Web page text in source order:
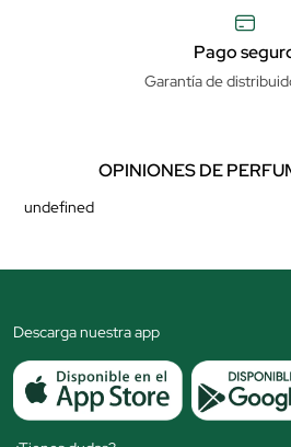
Pago
Garantía de
OPINIONES DE
undefined
Descarga nuestra app